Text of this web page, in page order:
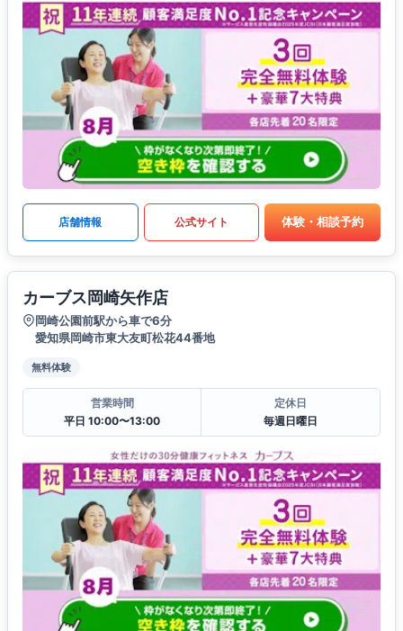
店舗情報 公式サイト 体験・相談予約
カーブス岡崎矢作店
岡崎公園前駅から車で6分
愛知県岡崎市東大友町松花44番地
無料体験
営業時間
平日 10:00〜13:00
定休日
毎週日曜日